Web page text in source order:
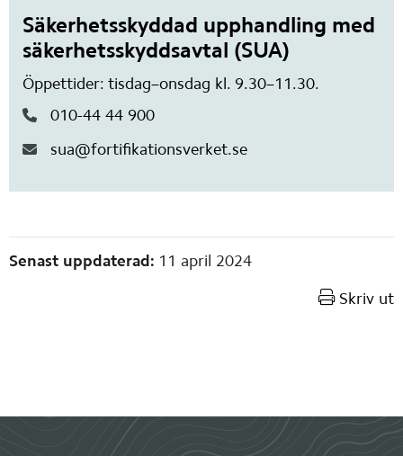
Säkerhetsskyddad upphandling med
säkerhetsskyddsavtal (SUA)
Öppettider: tisdag–onsdag kl. 9.30–11.30.
010-44 44 900
sua@fortifikationsverket.se
Sidinformation
Senast uppdaterad: 11 april 2024
Skriv ut